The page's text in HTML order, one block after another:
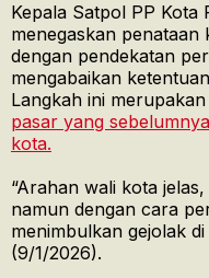
Kepala Satpol PP Kota
menegaskan
dengan pendekatan
mengabaikan
Langkah ini
pasar yang
kota.
“Arahan wali kota
namun dengan cara
menimbulkan gejolak
(9/1/2026).